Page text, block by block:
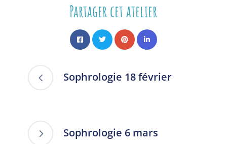
Partager cet atelier
Sophrologie 18 février
Sophrologie 6 mars